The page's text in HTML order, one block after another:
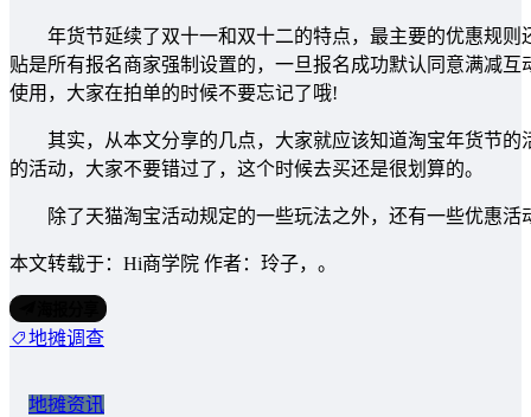
年货节延续了双十一和双十二的特点，最主要的优惠规则
贴是所有报名商家强制设置的，一旦报名成功默认同意满减
使用，大家在拍单的时候不要忘记了哦!
其实，从本文分享的几点，大家就应该知道淘宝年货节的
的活动，大家不要错过了，这个时候去买还是很划算的。
除了天猫淘宝活动规定的一些玩法之外，还有一些优惠活
本文转载于：Hi商学院 作者：玲子，。
地摊调查
地摊资讯